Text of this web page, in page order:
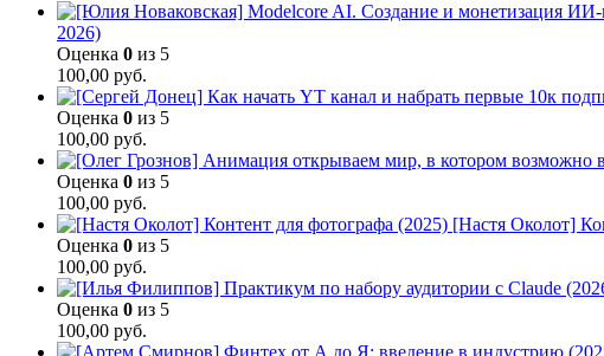
2026)
Оценка 0 из 5
100,00 руб.
Оценка 0 из 5
100,00 руб.
Оценка 0 из 5
100,00 руб.
[Настя Околот]
Оценка 0 из 5
100,00 руб.
Оценка 0 из 5
100,00 руб.